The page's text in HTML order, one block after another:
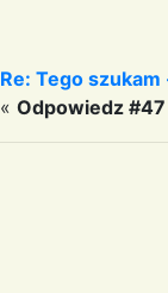
Re: Tego
« Odpowiedz #47